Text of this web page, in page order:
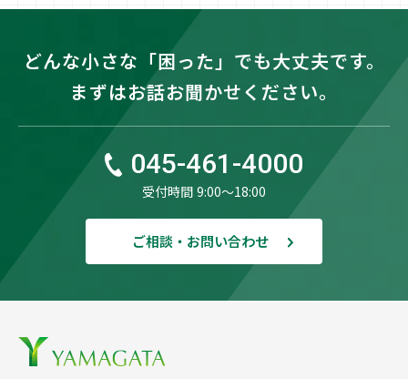
どんな小さな「困った」でも大丈夫です。
まずはお話お聞かせください。
045-461-4000
受付時間 9:00〜18:00
ご相談・お問い合わせ